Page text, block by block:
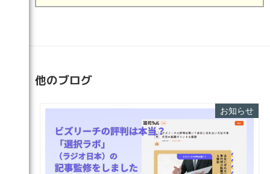
他のブログ
お知らせ